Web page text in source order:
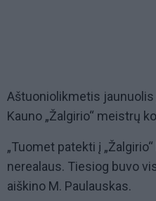
Aštuoniolikmetis
Kauno „Žalgirio“ meistrų
„Tuomet patekti į
nerealaus. Tiesiog buvo
aiškino M. Paulauskas.